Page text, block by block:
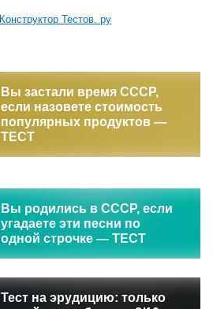
Конструктор Тестов. ру
Вы застали время СССР,
если назовете стоимость
популярных продуктов —
ТЕСТ
Вы родились в СССР, если
угадаете эти песни по
одной строчке — ТЕСТ
Тест на эрудицию: только